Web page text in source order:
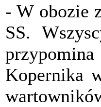
- W obozie
SS.
Kopernika